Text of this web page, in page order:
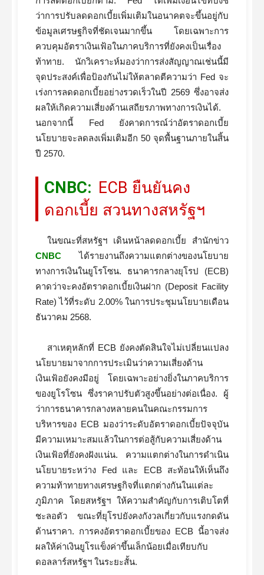
ว่าการปรับลดดอกเบี้ยเพิ่มเติมในอนาคตจะขึ้นอยู่กับ
ข้อมูลเศรษฐกิจที่ชัดเจนมากขึ้น โดยเฉพาะการ
ควบคุมอัตราเงินเฟ้อในภาคบริการที่ยังคงเป็นเรื่อง
ท้าทาย. นักวิเคราะห์มองว่าการส่งสัญญาณเช่นนี้มี
จุดประสงค์เพื่อป้องกันไม่ให้ตลาดตีความว่า Fed จะ
เร่งการลดดอกเบี้ยอย่างรวดเร็วในปี 2569 ซึ่งอาจส่ง
ผลให้เกิดความเสี่ยงด้านเสถียรภาพทางการเงินได้.
นอกจากนี้ Fed ยังคาดการณ์ว่าอัตราดอกเบี้ย
นโยบายจะลดลงเพิ่มเติมอีก 50 จุดพื้นฐานภายในสิ้น
ปี 2570.
CNBC: ECB ยืนยันคง
ดอกเบี้ย สวนทางสหรัฐฯ
ในขณะที่สหรัฐฯ เดินหน้าลดดอกเบี้ย สำนักข่าว
CNBC
ได้รายงานถึงความแตกต่างของนโยบาย
ทางการเงินในยูโรโซน. ธนาคารกลางยุโรป (ECB)
คาดว่าจะคงอัตราดอกเบี้ยเงินฝาก (Deposit Facility
Rate) ไว้ที่ระดับ 2.00% ในการประชุมนโยบายเดือน
ธันวาคม 2568.
สาเหตุหลักที่ ECB ยังคงตัดสินใจไม่เปลี่ยนแปลง
นโยบายมาจากการประเมินว่าความเสี่ยงด้าน
เงินเฟ้อยังคงมีอยู่ โดยเฉพาะอย่างยิ่งในภาคบริการ
ของยูโรโซน ซึ่งราคาปรับตัวสูงขึ้นอย่างต่อเนื่อง. ผู้
ว่าการธนาคารกลางหลายคนในคณะกรรมการ
บริหารของ ECB มองว่าระดับอัตราดอกเบี้ยปัจจุบัน
มีความเหมาะสมแล้วในการต่อสู้กับความเสี่ยงด้าน
เงินเฟ้อที่ยังคงฝังแน่น. ความแตกต่างในการดำเนิน
นโยบายระหว่าง Fed และ ECB สะท้อนให้เห็นถึง
ความท้าทายทางเศรษฐกิจที่แตกต่างกันในแต่ละ
ภูมิภาค โดยสหรัฐฯ ให้ความสำคัญกับการเติบโตที่
ชะลอตัว ขณะที่ยุโรปยังคงกังวลเกี่ยวกับแรงกดดัน
ด้านราคา. การคงอัตราดอกเบี้ยของ ECB นี้อาจส่ง
ผลให้ค่าเงินยูโรแข็งค่าขึ้นเล็กน้อยเมื่อเทียบกับ
ดอลลาร์สหรัฐฯ ในระยะสั้น.